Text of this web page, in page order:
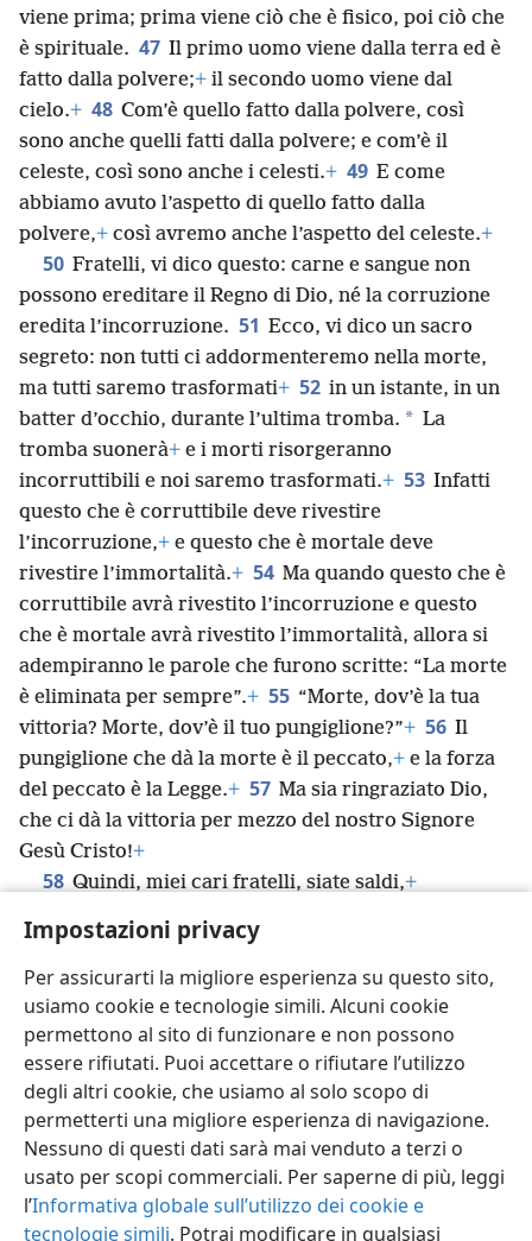
Impostazioni privacy
Per assicurarti la migliore esperienza su questo sito,
usiamo cookie e tecnologie simili. Alcuni cookie
permettono al sito di funzionare e non possono
essere rifiutati. Puoi accettare o rifiutare l’utilizzo
degli altri cookie, che usiamo al solo scopo di
permetterti una migliore esperienza di navigazione.
Nessuno di questi dati sarà mai venduto a terzi o
usato per scopi commerciali. Per saperne di più, leggi
l’Informativa globale sull’utilizzo dei cookie e
tecnologie simili. Potrai modificare in qualsiasi
viene prima; prima viene ciò che è fisico, poi ciò che
è spirituale. 47 Il primo uomo viene dalla terra ed è
fatto dalla polvere;+ il secondo uomo viene dal
cielo.+ 48 Com’è quello fatto dalla polvere, così
sono anche quelli fatti dalla polvere; e com’è il
celeste, così sono anche i celesti.+ 49 E come
abbiamo avuto l’aspetto di quello fatto dalla
polvere,+ così avremo anche l’aspetto del celeste.+
50 Fratelli, vi dico questo: carne e sangue non
possono ereditare il Regno di Dio, né la corruzione
eredita l’incorruzione. 51 Ecco, vi dico un sacro
segreto: non tutti ci addormenteremo nella morte,
ma tutti saremo trasformati+ 52 in un istante, in un
batter d’occhio, durante l’ultima tromba. * La
tromba suonerà+ e i morti risorgeranno
incorruttibili e noi saremo trasformati.+ 53 Infatti
questo che è corruttibile deve rivestire
l’incorruzione,+ e questo che è mortale deve
rivestire l’immortalità.+ 54 Ma quando questo che è
corruttibile avrà rivestito l’incorruzione e questo
che è mortale avrà rivestito l’immortalità, allora si
adempiranno le parole che furono scritte: “La morte
è eliminata per sempre”.+ 55 “Morte, dov’è la tua
vittoria? Morte, dov’è il tuo pungiglione?”+ 56 Il
pungiglione che dà la morte è il peccato,+ e la forza
del peccato è la Legge.+ 57 Ma sia ringraziato Dio,
che ci dà la vittoria per mezzo del nostro Signore
Gesù Cristo!+
58 Quindi, miei cari fratelli, siate saldi,+
nell’opera del Signore, sapendo che la vostra fatica
nel Signore non è inutile. * +
Italiano Condividi Impostazioni
Copyright© 2026 Watch Tower Bible and Tract Society of Pennsylvania
Condizioni d’uso Informativa sulla privacy
Impostazioni privacy
JW.ORG
Accedi